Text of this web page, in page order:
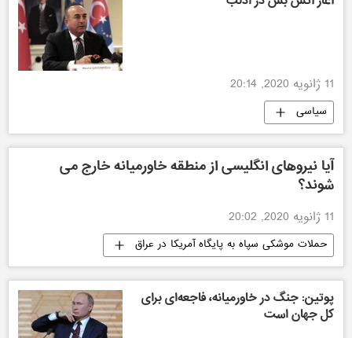
11 ژانویه 2020, 20:14
سیاسی
آیا نیروهای انگلیسی از منطقه خاورمیانه خارج می
شوند؟
11 ژانویه 2020, 20:02
حملات موشکی سپاه به پایگاه آمریکا در عراق
سیاسی
پوتین: جنگ در خاورمیانه، فاجعه‌ای برای
کل جهان است